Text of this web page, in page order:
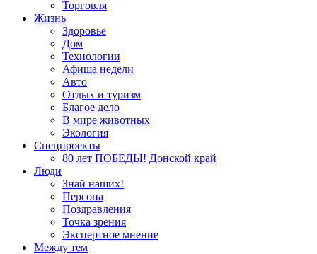
Торговля
Жизнь
Здоровье
Дом
Технологии
Афиша недели
Авто
Отдых и туризм
Благое дело
В мире животных
Экология
Спецпроекты
80 лет ПОБЕДЫ! Донской край
Люди
Знай наших!
Персона
Поздравления
Точка зрения
Экспертное мнение
Между тем